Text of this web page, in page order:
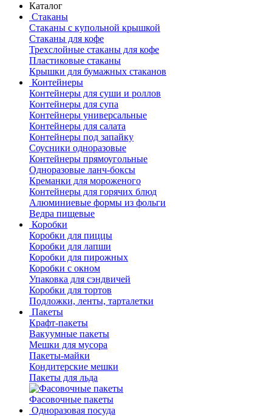
Каталог
Стаканы
Стаканы с купольной крышкой
Стаканы для кофе
Трехслойные стаканы для кофе
Пластиковые стаканы
Крышки для бумажных стаканов
Контейнеры
Контейнеры для суши и роллов
Контейнеры для супа
Контейнеры универсальные
Контейнеры для салата
Контейнеры под запайку
Соусники одноразовые
Контейнеры прямоугольные
Одноразовые ланч-боксы
Креманки для мороженого
Контейнеры для горячих блюд
Алюминиевые формы из фольги
Ведра пищевые
Коробки
Коробки для пиццы
Коробки для лапши
Коробки для пирожных
Коробки с окном
Упаковка для сэндвичей
Коробки для тортов
Подложки, ленты, тарталетки
Пакеты
Крафт-пакеты
Вакуумные пакеты
Мешки для мусора
Пакеты-майки
Кондитерские мешки
Пакеты для льда
Фасовочные пакеты
Одноразовая посуда